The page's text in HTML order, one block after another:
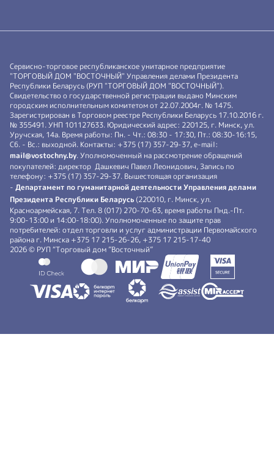
Сервисно-торговое республиканское унитарное предприятие
"ТОРГОВЫЙ ДОМ "ВОСТОЧНЫЙ" Управления делами Президента
Республики Беларусь (РУП "ТОРГОВЫЙ ДОМ "ВОСТОЧНЫЙ").
Свидетельство о государственной регистрации выдано Минским
городским исполнительным комитетом от 22.07.2004г. № 1475.
Зарегистрирован в Торговом реестре Республики Беларусь 17.10.2016 г.
№ 355491. УНП 101127633. Юридический адрес: 220125, г. Минск, ул.
Уручская, 14а. Время работы: Пн. - Чт.: 08:30 - 17:30, Пт.: 08:30-16:15,
Сб. - Вс.: выходной. Контакты: +375 (17) 357-29-37, e-mail:
mail@vostochny.by. Уполномоченный на рассмотрение обращений
покупателей: директор Дашкевич Павел Леонидович, Запись по
телефону: +375 (17) 357-29-37. Вышестоящая организация
- Департамент по гуманитарной деятельности Управления делами
Президента Республики Беларусь (220010, г. Минск, ул.
Красноармейская, 7. Тел. 8 (017) 270-70-63, время работы Пнд.-Пт.
9:00-13:00 и 14:00-18:00). Уполномоченные по защите прав
потребителей: отдел торговли и услуг администрации Первомайского
района г. Минска +375 17 215-26-26, +375 17 215-17-40
2026 © РУП “Торговый дом ”Восточный”